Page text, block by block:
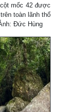
mốc 42 được
toàn lãnh thổ
Đức Hùng